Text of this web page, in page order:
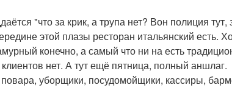
"что за крик, а трупа нет? Вон полиция
этой плазы ресторан итальянский есть.
конечно, а самый что ни на есть
нет. А тут ещё пятница, полный аншлаг.
уборщики, посудомойщики, кассиры,